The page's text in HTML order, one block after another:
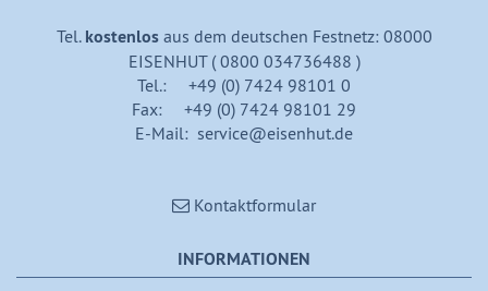
Tel. kostenlosaus dem deutschen Festnetz: 08000
EISENHUT ( 0800 034736488 )
Tel.: +49 (0) 7424 98101 0
Fax: +49 (0) 7424 98101 29
E-Mail: service@eisenhut.de
Kontaktformular
INFORMATIONEN